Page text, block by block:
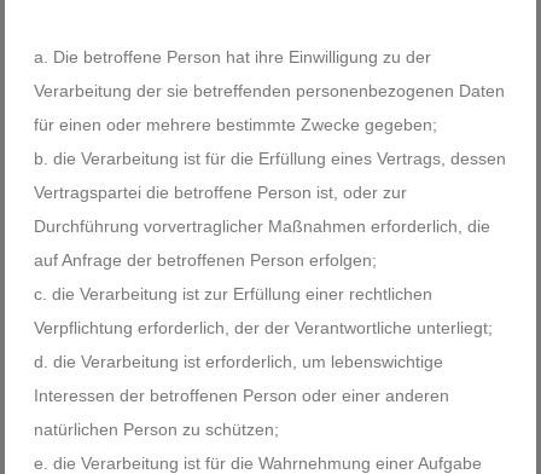
Die betroffene Person hat ihre Einwilligung zu der
Verarbeitung der sie betreffenden personenbezogenen Daten
für einen oder mehrere bestimmte Zwecke gegeben;
die Verarbeitung ist für die Erfüllung eines Vertrags, dessen
Vertragspartei die betroffene Person ist, oder zur
Durchführung vorvertraglicher Maßnahmen erforderlich, die
auf Anfrage der betroffenen Person erfolgen;
die Verarbeitung ist zur Erfüllung einer rechtlichen
Verpflichtung erforderlich, der der Verantwortliche unterliegt;
die Verarbeitung ist erforderlich, um lebenswichtige
Interessen der betroffenen Person oder einer anderen
natürlichen Person zu schützen;
die Verarbeitung ist für die Wahrnehmung einer Aufgabe